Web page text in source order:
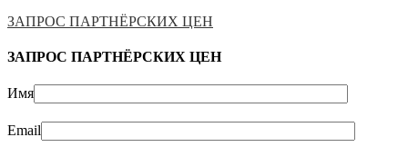
ЗАПРОС ПАРТНЁРСКИХ ЦЕН
ЗАПРОС ПАРТНЁРСКИХ ЦЕН
Имя
Email